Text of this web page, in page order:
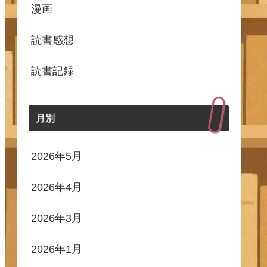
漫画
読書感想
読書記録
月別
2026年5月
2026年4月
2026年3月
2026年1月